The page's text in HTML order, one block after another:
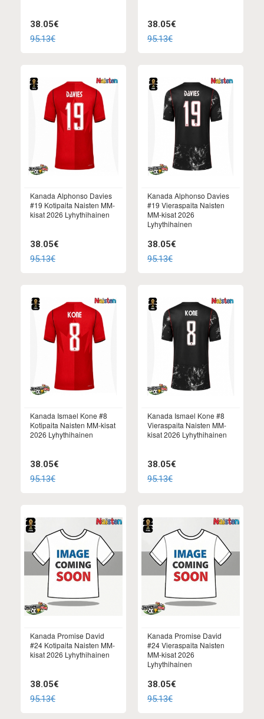
38.05€
95.13€
38.05€
95.13€
Kanada Alphonso Davies
#19 Kotipaita Naisten MM-
kisat 2026 Lyhythihainen
38.05€
95.13€
Kanada Alphonso Davies
#19 Vieraspaita Naisten
MM-kisat 2026
Lyhythihainen
38.05€
95.13€
Kanada Ismael Kone #8
Kotipaita Naisten MM-kisat
2026 Lyhythihainen
38.05€
95.13€
Kanada Ismael Kone #8
Vieraspaita Naisten MM-
kisat 2026 Lyhythihainen
38.05€
95.13€
Kanada Promise David
#24 Kotipaita Naisten MM-
kisat 2026 Lyhythihainen
38.05€
95.13€
Kanada Promise David
#24 Vieraspaita Naisten
MM-kisat 2026
Lyhythihainen
38.05€
95.13€